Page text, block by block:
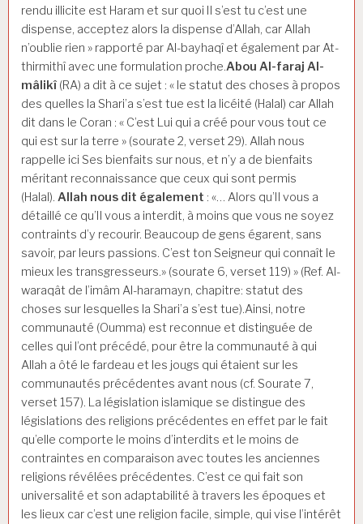
rendu illicite est Haram et sur quoi Il s’est tu c’est une
dispense, acceptez alors la dispense d’Allah, car Allah
n’oublie rien » rapporté par Al-bayhaqî et également par At-
thirmithî avec une formulation proche.Abou Al-faraj Al-
mâlikî(RA) a dit à ce sujet : « le statut des choses à propos
des quelles la Shari’a s’est tue est la licéité (Halal) car Allah
dit dans le Coran : « C’est Lui qui a créé pour vous tout ce
qui est sur la terre » (sourate 2, verset 29). Allah nous
rappelle ici Ses bienfaits sur nous, et n’y a de bienfaits
méritant reconnaissance que ceux qui sont permis
(Halal). Allah nous dit également : «… Alors qu’Il vous a
détaillé ce qu’Il vous a interdit, à moins que vous ne soyez
contraints d’y recourir. Beaucoup de gens égarent, sans
savoir, par leurs passions. C’est ton Seigneur qui connaît le
mieux les transgresseurs.» (sourate 6, verset 119) » (Ref. Al-
waraqât de l’imâm Al-haramayn, chapitre: statut des
choses sur lesquelles la Shari’a s’est tue).Ainsi, notre
communauté (Oumma) est reconnue et distinguée de
celles qui l’ont précédé, pour être la communauté à qui
Allah a ôté le fardeau et les jougs qui étaient sur les
communautés précédentes avant nous (cf. Sourate 7,
verset 157). La législation islamique se distingue des
législations des religions précédentes en effet par le fait
qu’elle comporte le moins d’interdits et le moins de
contraintes en comparaison avec toutes les anciennes
religions révélées précédentes. C’est ce qui fait son
universalité et son adaptabilité à travers les époques et
les lieux car c’est une religion facile, simple, qui vise l’intérêt